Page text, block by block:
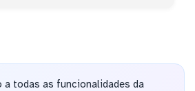
a todas as funcionalidades da